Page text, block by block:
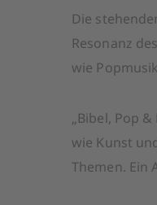
Die
Resonanz
wie
„Bibel, Pop
wie Kunst
Themen. Ein